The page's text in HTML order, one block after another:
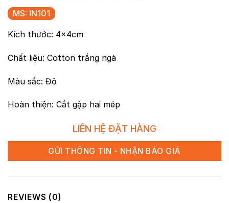
MS: IN101
Kích thước: 4x4cm
Chất liệu: Cotton trắng ngà
Màu sắc: Đỏ
Hoàn thiện: Cắt gập hai mép
LIÊN HỆ ĐẶT HÀNG
GỬI THÔNG TIN - NHẬN BÁO GIÁ
REVIEWS (0)